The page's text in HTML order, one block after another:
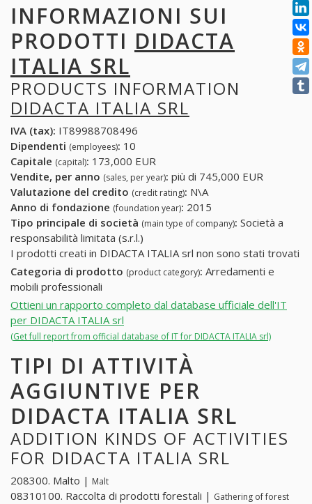
INFORMAZIONI SUI
PRODOTTI DIDACTA
ITALIA SRL
PRODUCTS INFORMATION
DIDACTA ITALIA SRL
IVA (tax): IT89988708496
Dipendenti (employees): 10
Capitale (capital): 173,000 EUR
Vendite, per anno (sales, per year): più di 745,000 EUR
Valutazione del credito (credit rating): N\A
Anno di fondazione (foundation year): 2015
Tipo principale di società (main type of company): Società a
responsabilità limitata (s.r.l.)
I prodotti creati in DIDACTA ITALIA srl non sono stati trovati
Categoria di prodotto (product category): Arredamenti e
mobili professionali
Ottieni un rapporto completo dal database ufficiale dell'IT
per DIDACTA ITALIA srl
(Get full report from official database of IT for DIDACTA ITALIA srl)
TIPI DI ATTIVITÀ
AGGIUNTIVE PER
DIDACTA ITALIA SRL
ADDITION KINDS OF ACTIVITIES
FOR DIDACTA ITALIA SRL
208300. Malto | Malt
08310100. Raccolta di prodotti forestali | Gathering of forest